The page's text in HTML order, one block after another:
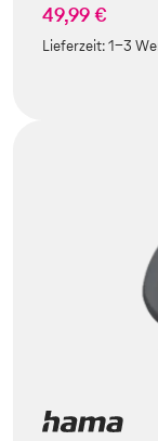
49,99 €
Lieferzeit:1-3